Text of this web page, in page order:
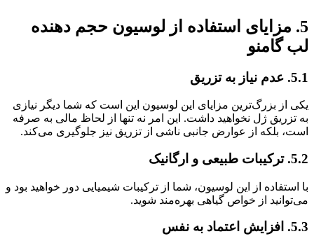
5. مزایای استفاده از لوسیون حجم دهنده
لب گامنو
5.1. عدم نیاز به تزریق
یکی از بزرگ‌ترین مزایای این لوسیون این است که شما دیگر نیازی
به تزریق ژل نخواهید داشت. این امر نه تنها از لحاظ مالی به صرفه
است، بلکه از عوارض جانبی ناشی از تزریق نیز جلوگیری می‌کند.
5.2. ترکیبات طبیعی و ارگانیک
با استفاده از این لوسیون، شما از ترکیبات شیمیایی دور خواهید بود و
می‌توانید از خواص گیاهی بهره‌مند شوید.
5.3. افزایش اعتماد به نفس